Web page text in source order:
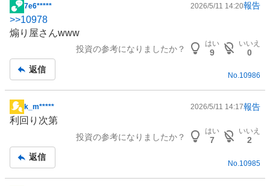
掲
示
板
7e6***** 2026/5/11 14:20報告
>>10978
煽り屋さんwww
投資の参考になりましたか？
はい
9
いいえ
0
返信
No.10986
掲
示
事
k_m***** 2026/5/11 14:17報告
利回り次第
投資の参考になりましたか？
はい
7
いいえ
2
返信
No. 10985